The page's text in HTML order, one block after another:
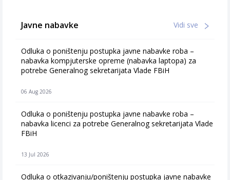
Javne nabavke Vidi sve
Odluka o poništenju postupka javne nabavke roba –
nabavka kompjuterske opreme (nabavka laptopa) za
potrebe Generalnog sekretarijata Vlade FBiH
06 Aug 2026
Odluka o poništenju postupka javne nabavke roba –
nabavka licenci za potrebe Generalnog sekretarijata Vlade
FBiH
13 Jul 2026
Odluka o otkazivanju/poništenju postupka javne nabavke